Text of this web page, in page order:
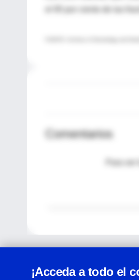
Comentarios
Para
¡Acceda a todo el